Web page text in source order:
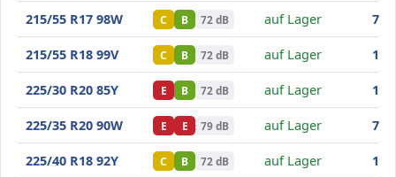
Goodride SA37
215/55 R17 98W C B 72 dB auf Lager 76
Goodride SA37
215/55 R18 99V C B 72 dB auf Lager 102
Goodride SA37
225/30 R20 85Y E B 72 dB auf Lager 157
Goodride SA37
225/35 R20 90W E E 79 dB auf Lager 75
Goodride SA37
225/40 R18 92Y C B 72 dB auf Lager 133